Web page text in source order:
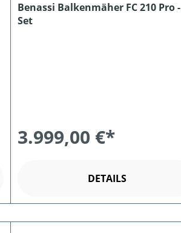
Benassi Balkenmäher FC 210 Pro -
Set
3.999,00 €*
DETAILS